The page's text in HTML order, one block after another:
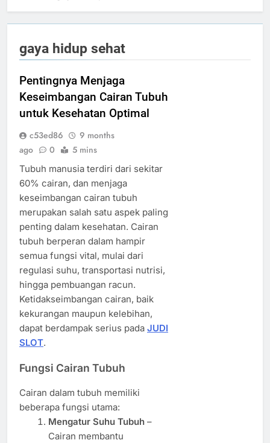
gaya hidup sehat
Pentingnya Menjaga
Keseimbangan Cairan Tubuh
untuk Kesehatan Optimal
c53ed86
9 months
ago
0 5 mins
Tubuh manusia terdiri dari sekitar
60% cairan, dan menjaga
keseimbangan cairan tubuh
merupakan salah satu aspek paling
penting dalam kesehatan. Cairan
tubuh berperan dalam hampir
semua fungsi vital, mulai dari
regulasi suhu, transportasi nutrisi,
hingga pembuangan racun.
Ketidakseimbangan cairan, baik
kekurangan maupun kelebihan,
dapat berdampak serius pada JUDI
SLOT.
Fungsi Cairan Tubuh
Cairan dalam tubuh memiliki
beberapa fungsi utama:
Mengatur Suhu Tubuh–
Cairan membantu